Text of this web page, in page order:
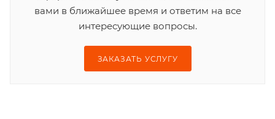
вами в ближайшее время и ответим на все
интересующие вопросы.
ЗАКАЗАТЬ УСЛУГУ